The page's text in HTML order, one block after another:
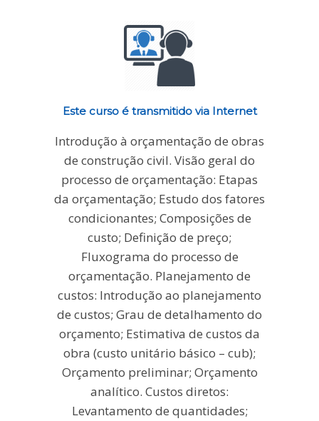
Este curso é transmitido via Internet
Introdução à orçamentação de obras
de construção civil. Visão geral do
processo de orçamentação: Etapas
da orçamentação; Estudo dos fatores
condicionantes; Composições de
custo; Definição de preço;
Fluxograma do processo de
orçamentação. Planejamento de
custos: Introdução ao planejamento
de custos; Grau de detalhamento do
orçamento; Estimativa de custos da
obra (custo unitário básico – cub);
Orçamento preliminar; Orçamento
analítico. Custos diretos:
Levantamento de quantidades;